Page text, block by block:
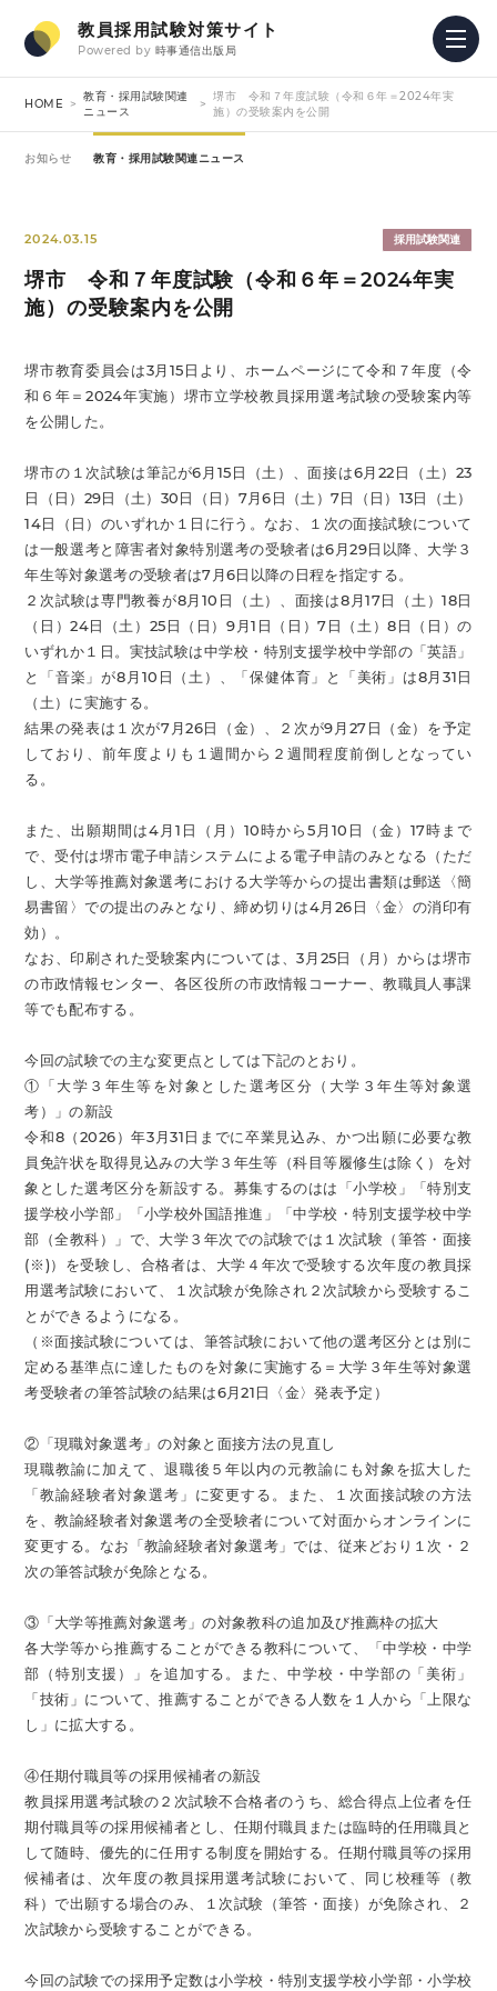
教員採用試験対策サイト
Powered by 時事通信出版局
HOME
教育・採用試験関連
ニュース
堺市 令和７年度試験（令和６年＝2024年実
施）の受験案内を公開
お知らせ 教育・採用試験関連ニュース
2024.03.15 採用試験関連
堺市 令和７年度試験（令和６年＝2024年実
施）の受験案内を公開
堺市教育委員会は3月15日より、ホームページにて令和７年度（令
和６年＝2024年実施）堺市立学校教員採用選考試験の受験案内等
を公開した。
堺市の１次試験は筆記が6月15日（土）、面接は6月22日（土）23
日（日）29日（土）30日（日）7月6日（土）7日（日）13日（土）
14日（日）のいずれか１日に行う。なお、１次の面接試験について
は一般選考と障害者対象特別選考の受験者は6月29日以降、大学３
年生等対象選考の受験者は7月6日以降の日程を指定する。
２次試験は専門教養が8月10日（土）、面接は8月17日（土）18日
（日）24日（土）25日（日）9月1日（日）7日（土）8日（日）の
いずれか１日。実技試験は中学校・特別支援学校中学部の「英語」
と「音楽」が8月10日（土）、「保健体育」と「美術」は8月31日
（土）に実施する。
結果の発表は１次が7月26日（金）、２次が9月27日（金）を予定
しており、前年度よりも１週間から２週間程度前倒しとなってい
る。
また、出願期間は4月1日（月）10時から5月10日（金）17時まで
で、受付は堺市電子申請システムによる電子申請のみとなる（ただ
し、大学等推薦対象選考における大学等からの提出書類は郵送〈簡
易書留〉での提出のみとなり、締め切りは4月26日〈金〉の消印有
効）。
なお、印刷された受験案内については、3月25日（月）からは堺市
の市政情報センター、各区役所の市政情報コーナー、教職員人事課
等でも配布する。
今回の試験での主な変更点としては下記のとおり。
①「大学３年生等を対象とした選考区分（大学３年生等対象選
考）」の新設
令和8（2026）年3月31日までに卒業見込み、かつ出願に必要な教
員免許状を取得見込みの大学３年生等（科目等履修生は除く）を対
象とした選考区分を新設する。募集するのはは「小学校」「特別支
援学校小学部」「小学校外国語推進」「中学校・特別支援学校中学
部（全教科）」で、大学３年次での試験では１次試験（筆答・面接
(※)）を受験し、合格者は、大学４年次で受験する次年度の教員採
用選考試験において、１次試験が免除され２次試験から受験するこ
とができるようになる。
（※面接試験については、筆答試験において他の選考区分とは別に
定める基準点に達したものを対象に実施する＝大学３年生等対象選
考受験者の筆答試験の結果は6月21日〈金〉発表予定）
②「現職対象選考」の対象と面接方法の見直し
現職教諭に加えて、退職後５年以内の元教諭にも対象を拡大した
「教諭経験者対象選考」に変更する。また、１次面接試験の方法
を、教諭経験者対象選考の全受験者について対面からオンラインに
変更する。なお「教諭経験者対象選考」では、従来どおり１次・２
次の筆答試験が免除となる。
③「大学等推薦対象選考」の対象教科の追加及び推薦枠の拡大
各大学等から推薦することができる教科について、「中学校・中学
部（特別支援）」を追加する。また、中学校・中学部の「美術」
「技術」について、推薦することができる人数を１人から「上限な
し」に拡大する。
④任期付職員等の採用候補者の新設
教員採用選考試験の２次試験不合格者のうち、総合得点上位者を任
期付職員等の採用候補者とし、任期付職員または臨時的任用職員と
して随時、優先的に任用する制度を開始する。任期付職員等の採用
候補者は、次年度の教員採用選考試験において、同じ校種等（教
科）で出願する場合のみ、１次試験（筆答・面接）が免除され、２
次試験から受験することができる。
今回の試験での採用予定数は小学校・特別支援学校小学部・小学校